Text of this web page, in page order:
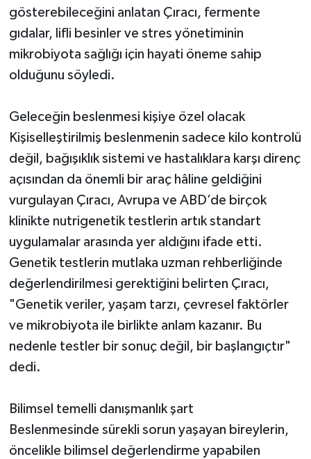
gösterebileceğini anlatan Çıracı, fermente
gıdalar, lifli besinler ve stres yönetiminin
mikrobiyota sağlığı için hayati öneme sahip
olduğunu söyledi.
Geleceğin beslenmesi kişiye özel olacak
Kişiselleştirilmiş beslenmenin sadece kilo kontrolü
değil, bağışıklık sistemi ve hastalıklara karşı direnç
açısından da önemli bir araç hâline geldiğini
vurgulayan Çıracı, Avrupa ve ABD’de birçok
klinikte nutrigenetik testlerin artık standart
uygulamalar arasında yer aldığını ifade etti.
Genetik testlerin mutlaka uzman rehberliğinde
değerlendirilmesi gerektiğini belirten Çıracı,
"Genetik veriler, yaşam tarzı, çevresel faktörler
ve mikrobiyota ile birlikte anlam kazanır. Bu
nedenle testler bir sonuç değil, bir başlangıçtır"
dedi.
Bilimsel temelli danışmanlık şart
Beslenmesinde sürekli sorun yaşayan bireylerin,
öncelikle bilimsel değerlendirme yapabilen